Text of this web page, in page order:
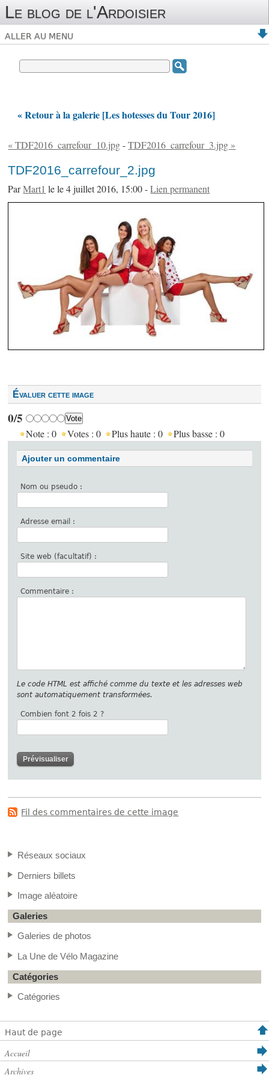
Le blog de l'Ardoisier
ALLER AU MENU
« Retour à la galerie [Les hotesses du Tour 2016]
« TDF2016_carrefour_10.jpg - TDF2016_carrefour_3.jpg »
TDF2016_carrefour_2.jpg
ParMart1 le le 4 juillet 2016, 15:00 -Lien permanent
Évaluer cette image
0/5
Note :0 Votes :0 Plus haute :0 Plus basse :0
Ajouter un commentaire
Nom ou pseudo :
Adresse email :
Site web (facultatif) :
Commentaire :
Le code HTML est affiché comme du texte et les adresses web
sont automatiquement transformées.
Combien font 2 fois 2 ?
Fil des commentaires de cette image
Réseaux sociaux
Derniers billets
Image aléatoire
Galeries
Galeries de photos
La Une de Vélo Magazine
Catégories
Catégories
Haut de page
Accueil
Archives